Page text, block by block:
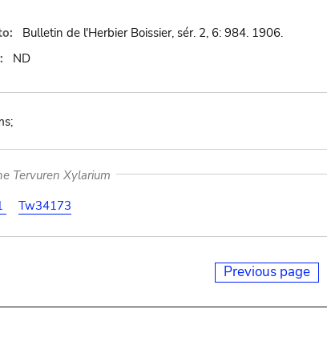
Bulletin de l'Herbier Boissier, sér. 2, 6: 984. 1906.
ND
Tervuren Xylarium
Tw34173
Previous page